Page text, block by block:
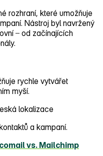
rozhraní, které umožňuje
Nástroj byl navržený
–⁠⁠⁠⁠⁠⁠ od začínajících
rychle vytvářet
myší.
lokalizace
a kampaní.
vs. Mailchimp